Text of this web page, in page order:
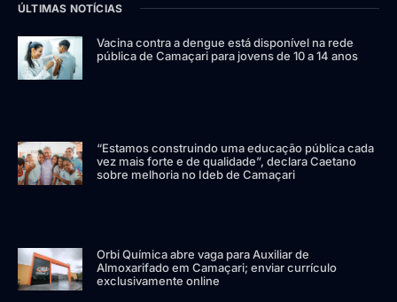
ÚLTIMAS NOTÍCIAS
Vacina contra a dengue está disponível na rede
pública de Camaçari para jovens de 10 a 14 anos
“Estamos construindo uma educação pública cada
vez mais forte e de qualidade”, declara Caetano
sobre melhoria no Ideb de Camaçari
Orbi Química abre vaga para Auxiliar de
Almoxarifado em Camaçari; enviar currículo
exclusivamente online